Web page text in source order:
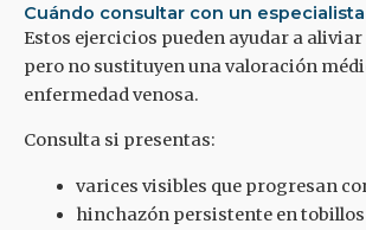
Cuándo consultar con un especialista
Estos ejercicios pueden ayudar a
pero no sustituyen una valoración
enfermedad venosa.
Consulta si presentas:
varices visibles que progresan
hinchazón persistente en